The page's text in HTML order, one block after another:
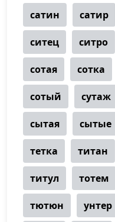
сатин сатир
ситец ситро
сотая сотка
сотый сутаж
сытая сытые
тетка титан
титул тотем
тютюн унтер